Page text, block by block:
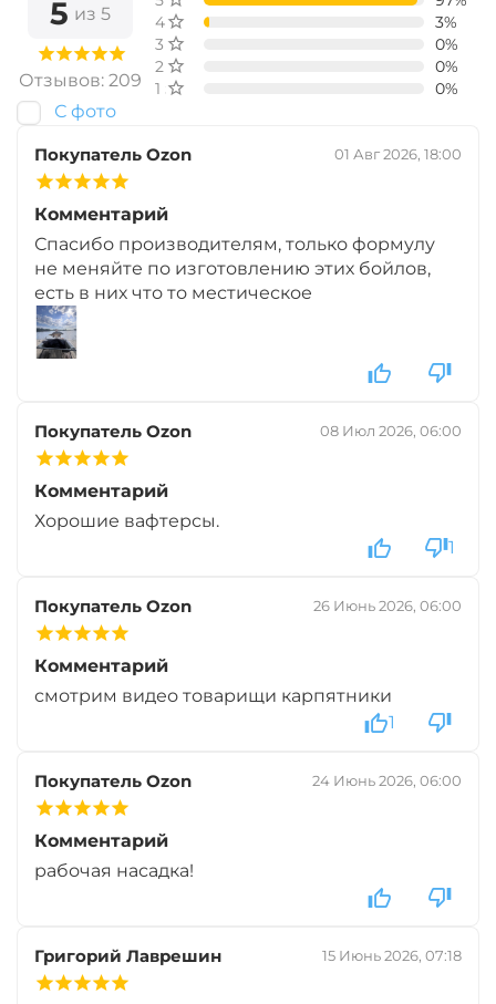
Вкус:
Ананас
‍399‍ ₽‍469‍₽ +
−
Диаметр:
Вкус:
+
−
Вкус:
+
−
Диаметр:
Мандарин
Диаметр:
Тигровый Орех
5 из 5
Отзывов: 209
4 звезды
3%
3 звезды
0%
2 звезды
0%
1 звезда
0%
С фото
Покупатель Ozon 01 Авг 2026, 18:00
Комментарий
Спасибо производителям, только формулу
не меняйте по изготовлению этих бойлов,
есть в них что то местическое
Покупатель Ozon 08 Июл 2026, 06:00
Комментарий
Хорошие вафтерсы.
1
Покупатель Ozon 26 Июнь 2026, 06:00
Комментарий
смотрим видео товарищи карпятники
1
Покупатель Ozon 24 Июнь 2026, 06:00
Комментарий
рабочая насадка!
Григорий Лаврешин 15 Июнь 2026, 07:18